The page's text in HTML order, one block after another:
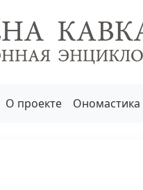
О проекте Ономастика